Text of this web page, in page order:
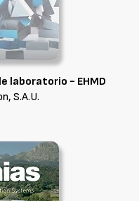
laboratorio - EHMD
S.A.U.